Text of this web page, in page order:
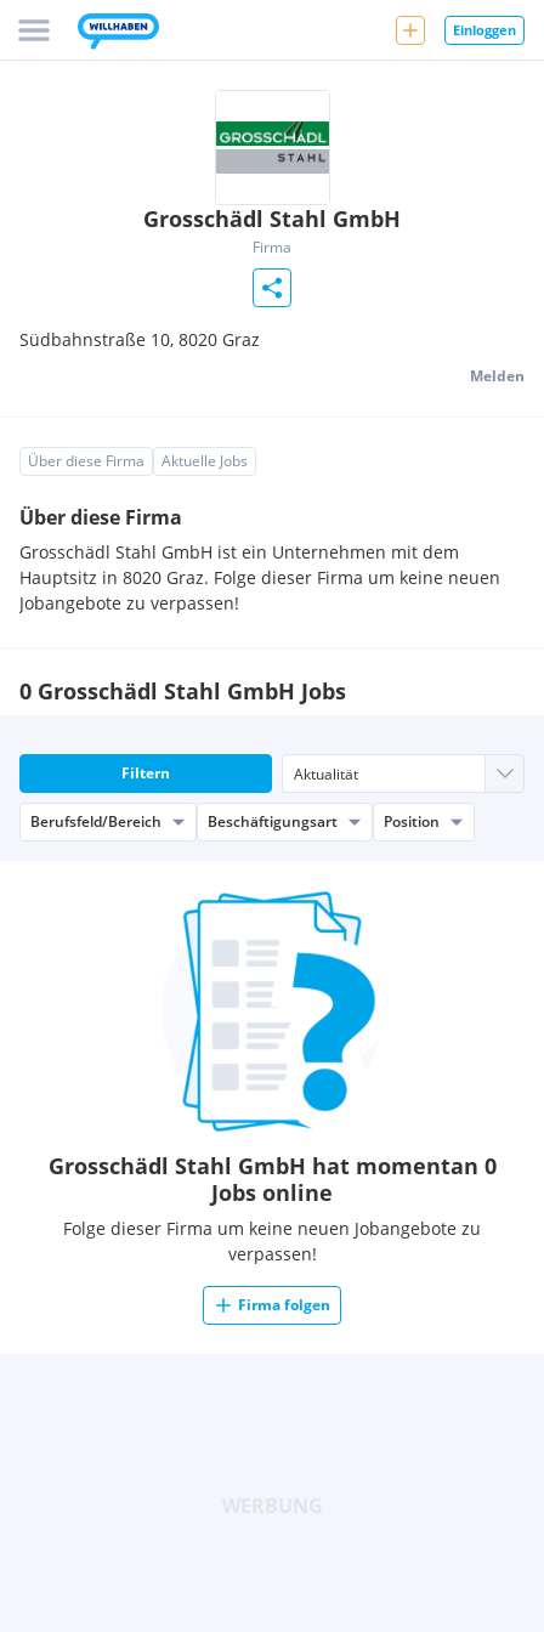
Einloggen
Grosschädl Stahl GmbH
Firma
Südbahnstraße 10, 8020 Graz
Melden
Über diese Firma Aktuelle Jobs
Über diese Firma
Grosschädl Stahl GmbH ist ein Unternehmen mit dem
Hauptsitz in 8020 Graz. Folge dieser Firma um keine neuen
Jobangebote zu verpassen!
0 Grosschädl Stahl GmbH Jobs
Filtern
Berufsfeld/Bereich Beschäftigungsart Position
Grosschädl Stahl GmbH hat momentan 0
Jobs online
Folge dieser Firma um keine neuen Jobangebote zu
verpassen!
Firma folgen